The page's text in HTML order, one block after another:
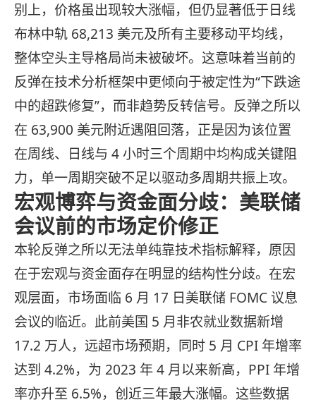
别上，价格虽出现较大涨幅，但仍显著低于日线
布林中轨 68,213 美元及所有主要移动平均线，
整体空头主导格局尚未被破坏。这意味着当前的
反弹在技术分析框架中更倾向于被定性为“下跌途
中的超跌修复”，而非趋势反转信号。反弹之所以
在 63,900 美元附近遇阻回落，正是因为该位置
在周线、日线与 4 小时三个周期中均构成关键阻
力，单一周期突破不足以驱动多周期共振上攻。
宏观博弈与资金面分歧：美联储
会议前的市场定价修正
本轮反弹之所以无法单纯靠技术指标解释，原因
在于宏观与资金面存在明显的结构性分歧。在宏
观层面，市场面临 6 月 17 日美联储 FOMC 议息
会议的临近。此前美国 5 月非农就业数据新增
17.2 万人，远超市场预期，同时 5 月 CPI 年增率
达到 4.2%，为 2023 年 4 月以来新高，PPI 年增
率亦升至 6.5%，创近三年最大涨幅。这些数据